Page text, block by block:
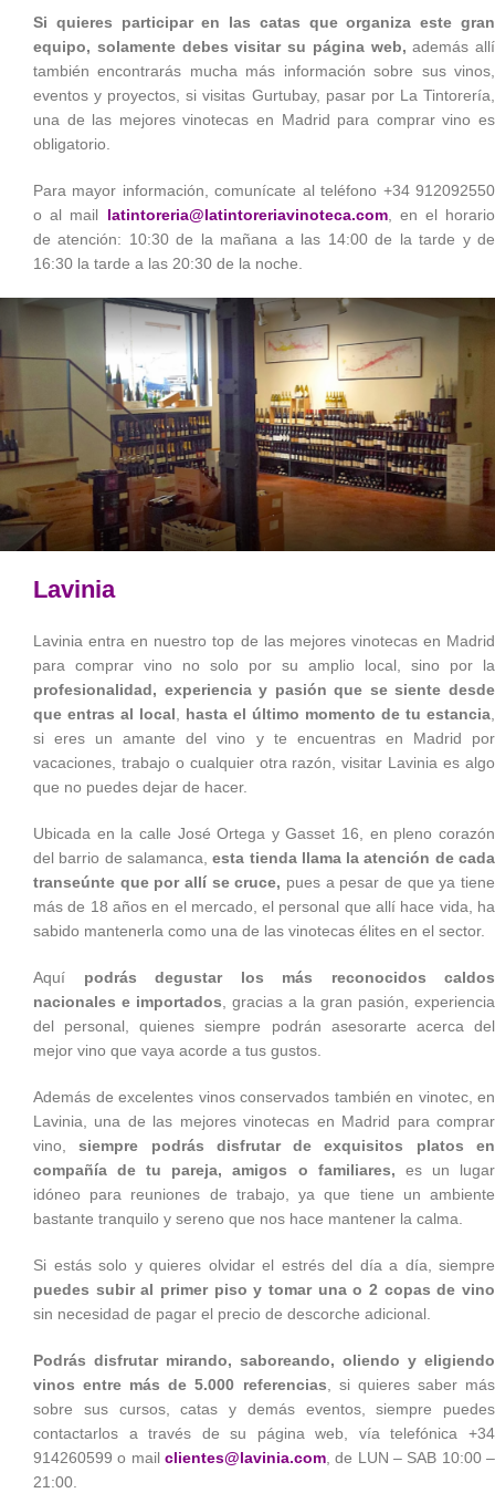
Si quieres participar en las catas que organiza este gran
equipo, solamente debes visitar su página web, además allí
también encontrarás mucha más información sobre sus vinos,
eventos y proyectos, si visitas Gurtubay, pasar por La Tintorería,
una de las mejores vinotecas en Madrid para comprar vino es
obligatorio.
Para mayor información, comunícate al teléfono +34 912092550
o al mail latintoreria@latintoreriavinoteca.com, en el horario
de atención: 10:30 de la mañana a las 14:00 de la tarde y de
16:30 la tarde a las 20:30 de la noche.
Lavinia
Lavinia entra en nuestro top de las mejores vinotecas en Madrid
para comprar vino no solo por su amplio local, sino por la
profesionalidad, experiencia y pasión que se siente desde
que entras al local, hasta el último momento de tu estancia,
si eres un amante del vino y te encuentras en Madrid por
vacaciones, trabajo o cualquier otra razón, visitar Lavinia es algo
que no puedes dejar de hacer.
Ubicada en la calle José Ortega y Gasset 16, en pleno corazón
del barrio de salamanca,esta tienda llama la atención de cada
transeúnte que por allí se cruce, pues a pesar de que ya tiene
más de 18 años en el mercado, el personal que allí hace vida, ha
sabido mantenerla como una de las vinotecas élites en el sector.
Aquí podrás degustar los más reconocidos caldos
nacionales e importados, gracias a la gran pasión, experiencia
del personal, quienes siempre podrán asesorarte acerca del
mejor vino que vaya acorde a tus gustos.
Además de excelentes vinos conservados también en vinotec, en
Lavinia, una de las mejores vinotecas en Madrid para comprar
vino,siempre podrás disfrutar de exquisitos platos en
compañía de tu pareja, amigos o familiares, es un lugar
idóneo para reuniones de trabajo, ya que tiene un ambiente
bastante tranquilo y sereno que nos hace mantener la calma.
Si estás solo y quieres olvidar el estrés del día a día, siempre
puedes subir al primer piso y tomar una o 2 copas de vino
sin necesidad de pagar el precio de descorche adicional.
Podrás disfrutar mirando, saboreando, oliendo y eligiendo
vinos entre más de 5.000 referencias, si quieres saber más
sobre sus cursos, catas y demás eventos, siempre puedes
contactarlos a través de su página web, vía telefónica +34
914260599 o mail clientes@lavinia.com, de LUN – SAB 10:00 –
21:00.